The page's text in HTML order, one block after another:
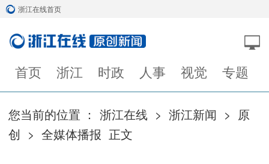
浙江在线首页
首页 浙江 时政 人事 视觉 专题
您当前的位置 ： 浙江在线 > 浙江新闻 > 原
创 > 全媒体播报 正文